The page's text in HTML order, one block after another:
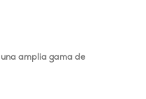
amplia gama de